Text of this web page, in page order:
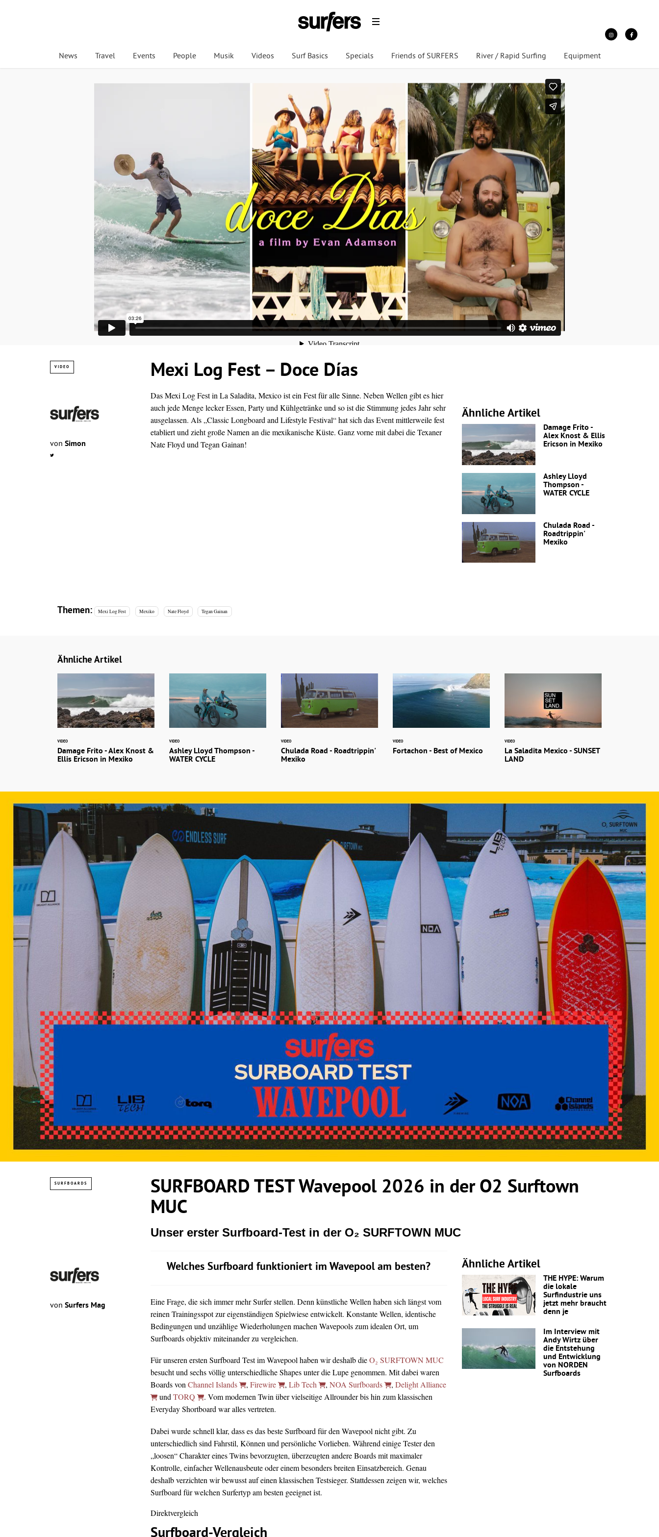
News Travel Events People Musik Videos Surf Basics Specials Friends of SURFERS River / Rapid Surfing Equipment
VIDEO Mexi Log Fest – Doce Días
von Simon
Das Mexi Log Fest in La Saladita, Mexico ist ein Fest für alle Sinne. Neben Wellen gibt es hier
auch jede Menge lecker Essen, Party und Kühlgetränke und so ist die Stimmung jedes Jahr sehr
ausgelassen. Als „ClassicLongboardand Lifestyle Festival“ hat sich das Event mittlerweile fest
etabliert und zieht große Namen an die mexikanische Küste. Ganz vorne mit dabei die Texaner
Nate Floyd und Tegan Gainan!
Ähnliche Artikel
Damage Frito -
Alex Knost & Ellis
Ericson in Mexiko
Ashley Lloyd
Thompson -
WATER CYCLE
Chulada Road -
Roadtrippin'
Mexiko
Themen: Mexi Log Fest Mexiko Nate Floyd Tegan Gainan
Ähnliche Artikel
VIDEO
Damage Frito - Alex Knost &
Ellis Ericson in Mexiko
VIDEO
Ashley Lloyd Thompson -
WATER CYCLE
VIDEO
Chulada Road - Roadtrippin'
Mexiko
VIDEO
Fortachon - Best of Mexico
VIDEO
La Saladita Mexico - SUNSET
LAND
SURFBOARDS
SURFBOARD TEST Wavepool 2026 in der O2 Surftown
MUC
Unser erster Surfboard-Test in der O₂ SURFTOWN MUC
von Surfers Mag
Welches Surfboard funktioniert im Wavepool am besten?
Eine Frage, die sich immer mehr Surfer stellen. Denn künstliche Wellen haben sich längst vom
reinen Trainingsspot zur eigenständigen Spielwiese entwickelt. Konstante Wellen, identische
Bedingungen und unzählige Wiederholungen machen Wavepools zum idealen Ort, um
Surfboards objektiv miteinander zu vergleichen.
Für unseren ersten Surfboard Test im Wavepool haben wir deshalb dieO₂ SURFTOWN MUC
besucht und sechs völlig unterschiedliche Shapes unter die Lupe genommen. Mit dabei waren
Boards vonChannel Islands , Firewire , Lib Tech , NOA Surfboards , Delight Alliance
undTORQ
. Vom modernen Twin über vielseitige Allrounder bis hin zum klassischen
Everyday Shortboard war alles vertreten.
Dabei wurde schnell klar, dass es das beste Surfboard für den Wavepool nicht gibt. Zu
unterschiedlich sind Fahrstil, Können und persönliche Vorlieben. Während einige Tester den
„loosen“ Charakter eines Twins bevorzugten, überzeugten andere Boards mit maximaler
Kontrolle, einfacher Wellenausbeute oder einem besonders breiten Einsatzbereich. Genau
deshalb verzichten wir bewusst auf einen klassischen Testsieger. Stattdessen zeigen wir, welches
Surfboard für welchen Surfertyp am besten geeignet ist.
Direktvergleich
Surfboard-Vergleich
Ähnliche Artikel
THE HYPE: Warum
die lokale
Surfindustrie uns
jetzt mehr braucht
denn je
Im Interview mit
Andy Wirtz über
die Entstehung
und Entwicklung
von NORDEN
Surfboards